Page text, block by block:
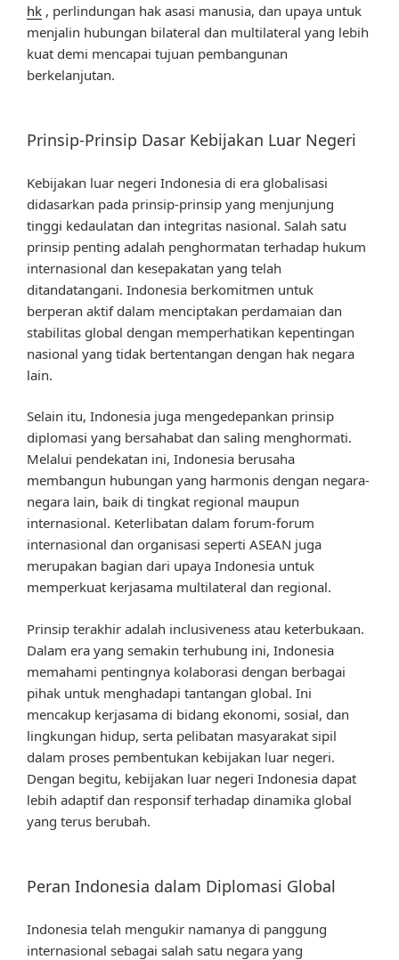
hk , perlindungan hak asasi manusia, dan upaya untuk
menjalin hubungan bilateral dan multilateral yang lebih
kuat demi mencapai tujuan pembangunan
berkelanjutan.
Prinsip-Prinsip Dasar Kebijakan Luar Negeri
Kebijakan luar negeri Indonesia di era globalisasi
didasarkan pada prinsip-prinsip yang menjunjung
tinggi kedaulatan dan integritas nasional. Salah satu
prinsip penting adalah penghormatan terhadap hukum
internasional dan kesepakatan yang telah
ditandatangani. Indonesia berkomitmen untuk
berperan aktif dalam menciptakan perdamaian dan
stabilitas global dengan memperhatikan kepentingan
nasional yang tidak bertentangan dengan hak negara
lain.
Selain itu, Indonesia juga mengedepankan prinsip
diplomasi yang bersahabat dan saling menghormati.
Melalui pendekatan ini, Indonesia berusaha
membangun hubungan yang harmonis dengan negara-
negara lain, baik di tingkat regional maupun
internasional. Keterlibatan dalam forum-forum
internasional dan organisasi seperti ASEAN juga
merupakan bagian dari upaya Indonesia untuk
memperkuat kerjasama multilateral dan regional.
Prinsip terakhir adalah inclusiveness atau keterbukaan.
Dalam era yang semakin terhubung ini, Indonesia
memahami pentingnya kolaborasi dengan berbagai
pihak untuk menghadapi tantangan global. Ini
mencakup kerjasama di bidang ekonomi, sosial, dan
lingkungan hidup, serta pelibatan masyarakat sipil
dalam proses pembentukan kebijakan luar negeri.
Dengan begitu, kebijakan luar negeri Indonesia dapat
lebih adaptif dan responsif terhadap dinamika global
yang terus berubah.
Peran Indonesia dalam Diplomasi Global
Indonesia telah mengukir namanya di panggung
internasional sebagai salah satu negara yang